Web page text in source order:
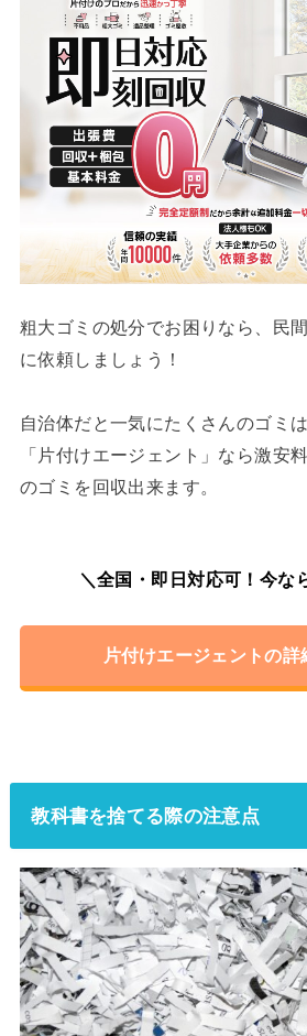
粗大ゴミの処分でお困りなら、民
に依頼しましょう！
自治体だと一気にたくさんのゴミ
「片付けエージェント」なら激安
のゴミを回収出来ます。
＼全国・即日対応可！今な
片付けエージェントの詳
教科書を捨てる際の注意点